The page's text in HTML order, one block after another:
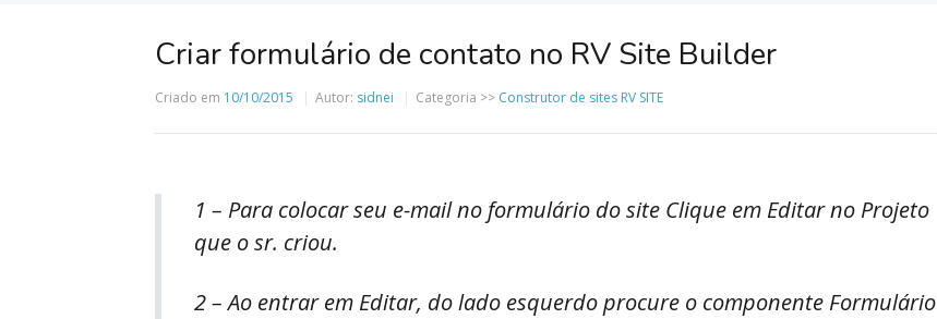
Criar formulário de contato no RV Site Builder
Criado em 10/10/2015 Autor: sidnei Categoria >> Construtor de sites RV SITE
1 – Para colocar seu e-mail no formulário do site Clique em Editar no Projeto
que o sr. criou.
2 – Ao entrar em Editar, do lado esquerdo procure o componente Formulário